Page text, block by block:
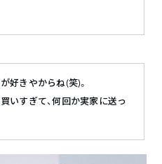
好きやからね(笑)。
いすぎて、何回か実家に送っ